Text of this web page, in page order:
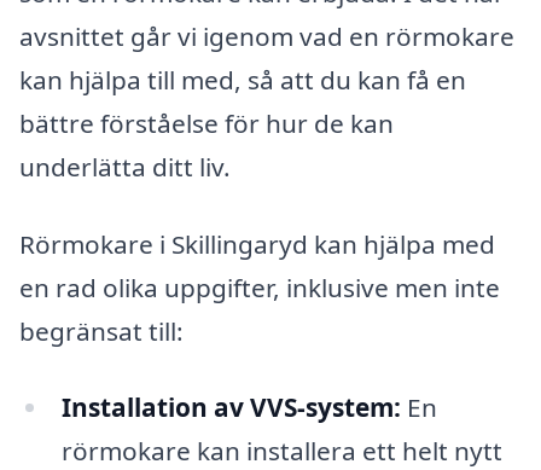
avsnittet går vi igenom vad en rörmokare
kan hjälpa till med, så att du kan få en
bättre förståelse för hur de kan
underlätta ditt liv.
Rörmokare i Skillingaryd kan hjälpa med
en rad olika uppgifter, inklusive men inte
begränsat till:
Installation av VVS-system: En
rörmokare kan installera ett helt nytt